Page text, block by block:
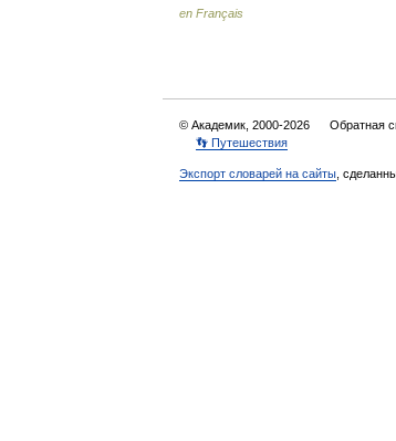
en Français
© Академик, 2000-2026 Обратная
👣 Путешествия
Экспорт словарей на сайты ,